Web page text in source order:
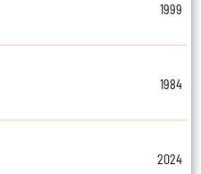
1999
1984
2024